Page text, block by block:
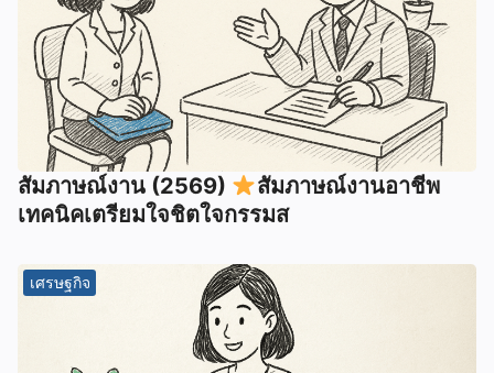
สัมภาษณ์งาน (2569)
สัมภาษณ์งานอาชีพ
เทคนิคเตรียมใจชิตใจกรรมส
เศรษฐกิจ